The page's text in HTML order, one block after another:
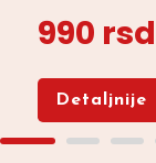
990 rsd
Detaljnije